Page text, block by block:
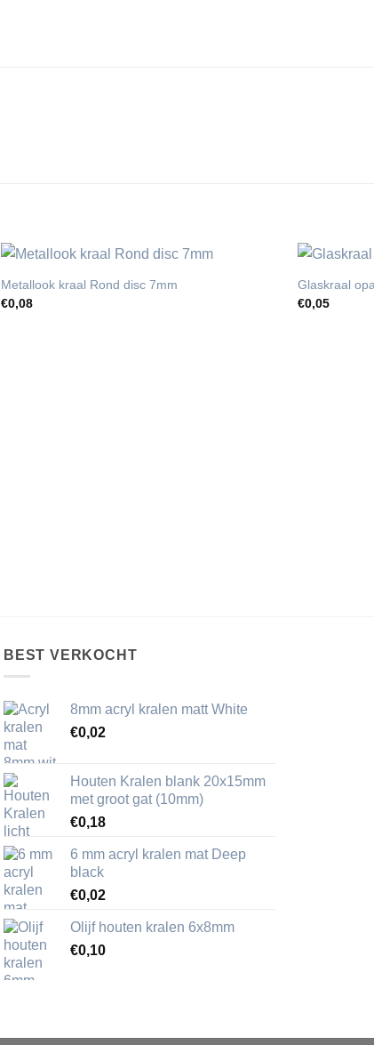
Metallook kraal Rond disc 7mm
€0,08
Glaskraal
€0,05
BEST VERKOCHT
8mm acryl kralen matt White
€0,02
Houten Kralen blank 20x15mm
met groot gat (10mm)
€0,18
6 mm acryl kralen mat Deep
black
€0,02
Olijf houten kralen 6x8mm
€0,10